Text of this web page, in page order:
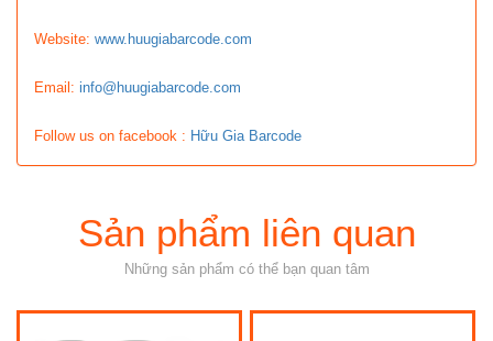
Website: www.huugiabarcode.com
Email: info@huugiabarcode.com
Follow us on facebook : Hữu Gia Barcode
Sản phẩm liên quan
Những sản phẩm có thể bạn quan tâm